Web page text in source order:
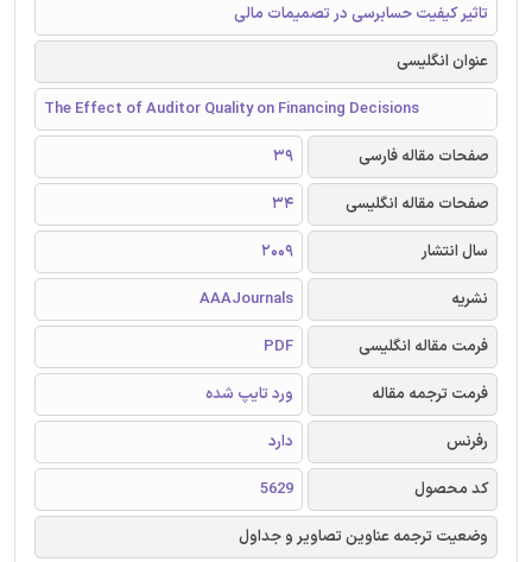
تاثیر کیفیت حسابرسی در تصمیمات مالی
عنوان انگلیسی
The Effect of Auditor Quality on Financing Decisions
صفحات مقاله فارسی
39
صفحات مقاله انگلیسی
34
سال انتشار
2009
نشریه
AAAJournals
فرمت مقاله انگلیسی
PDF
فرمت ترجمه مقاله
ورد تایپ شده
رفرنس
دارد
کد محصول
5629
وضعیت ترجمه عناوین تصاویر و جداول